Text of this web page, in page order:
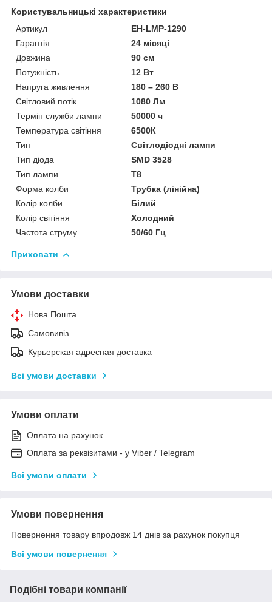
Користувальницькі характеристики
Артикул
EH-LMP-1290
Гарантія
24 місяці
Довжина
90 см
Потужність
12 Вт
Напруга живлення
180 – 260 В
Світловий потік
1080 Лм
Термін служби лампи
50000 ч
Температура світіння
6500К
Тип
Світлодіодні лампи
Тип діода
SMD 3528
Тип лампи
T8
Форма колби
Трубка (лінійна)
Колір колби
Білий
Колір світіння
Холодний
Частота струму
50/60 Гц
Приховати
Умови доставки
Нова Пошта
Самовивіз
Курьерская адресная доставка
Всі умови доставки
Умови оплати
Оплата на рахунок
Оплата за реквізитами - у Viber / Telegram
Всі умови оплати
Умови повернення
Повернення товару впродовж 14 днів за рахунок покупця
Всі умови повернення
Подібні товари компанії